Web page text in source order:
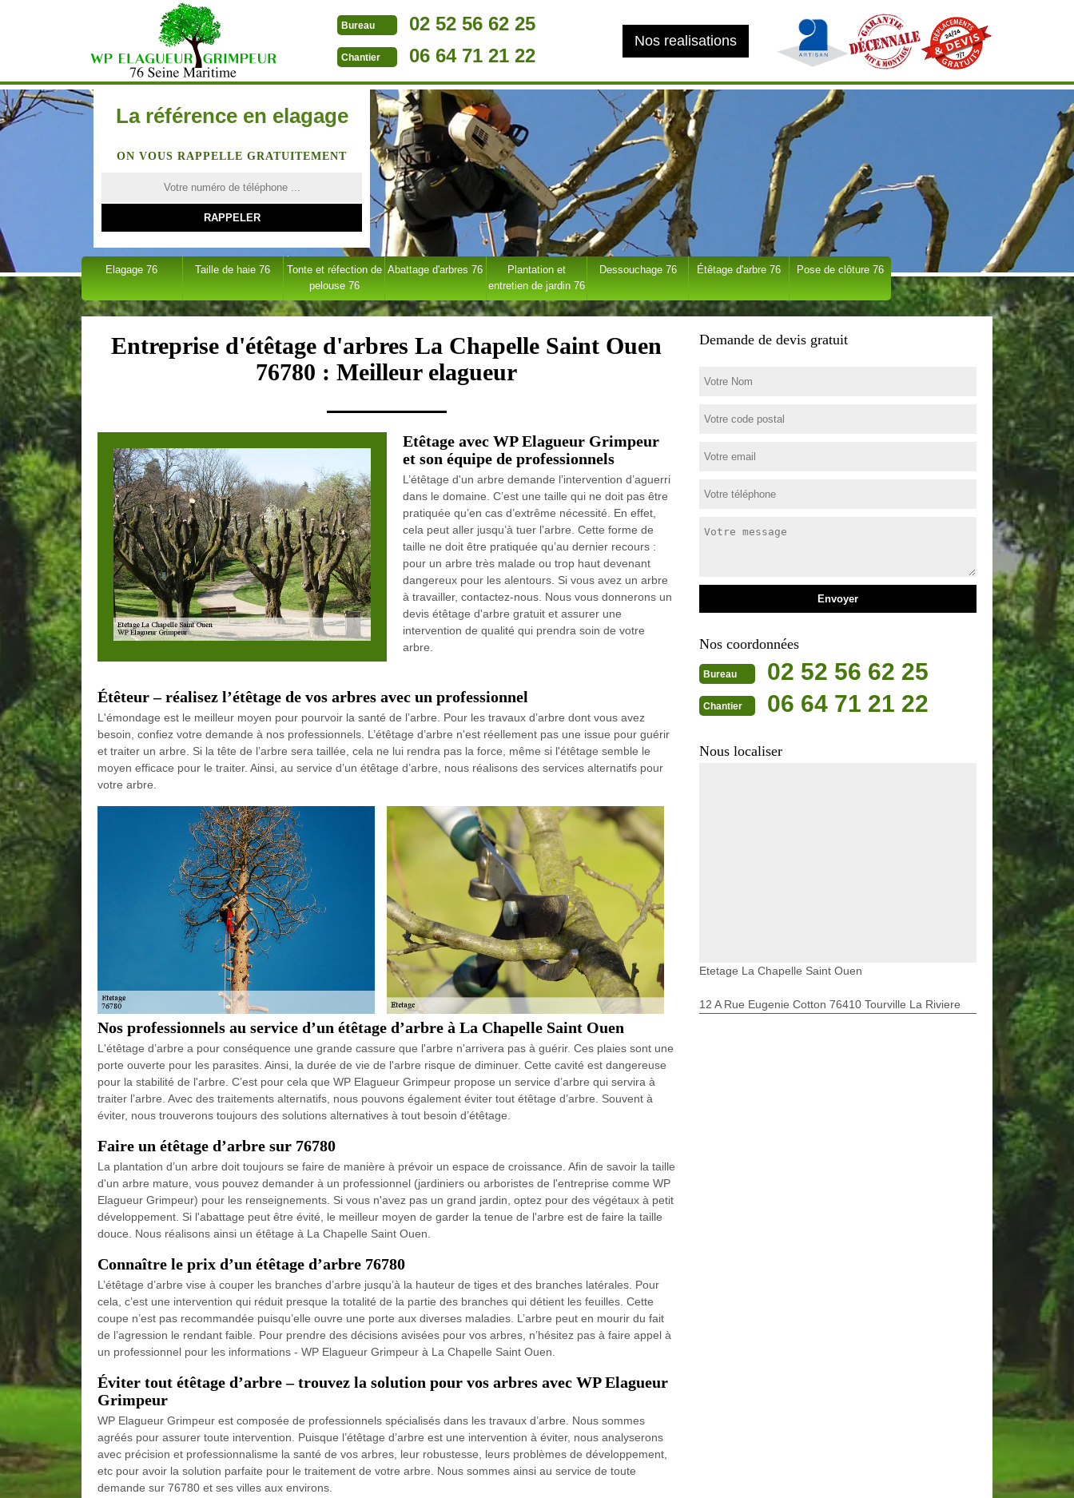
Bureau 02 52 56 62 25
Chantier 06 64 71 21 22
Nos realisations
La référence en elagage
ON VOUS RAPPELLE GRATUITEMENT
Elagage 76 Taille de haie 76
Tonte et réfection de
pelouse 76
Abattage d'arbres 76
Plantation et
entretien de jardin 76
Dessouchage 76 Étêtage d'arbre 76 Pose de clôture 76
Entreprise d'étêtage d'arbres La Chapelle Saint Ouen
76780 : Meilleur elagueur
Etêtage avec WP Elagueur Grimpeur
et son équipe de professionnels
L’étêtage d'un arbre demande l’intervention d’aguerri
dans le domaine. C’est une taille qui ne doit pas être
pratiquée qu’en cas d’extrême nécessité. En effet,
cela peut aller jusqu’à tuer l’arbre. Cette forme de
taille ne doit être pratiquée qu’au dernier recours :
pour un arbre très malade ou trop haut devenant
dangereux pour les alentours. Si vous avez un arbre
à travailler, contactez-nous. Nous vous donnerons un
devis étêtage d'arbre gratuit et assurer une
intervention de qualité qui prendra soin de votre
arbre.
Étêteur – réalisez l’étêtage de vos arbres avec un professionnel
L'émondage est le meilleur moyen pour pourvoir la santé de l’arbre. Pour les travaux d’arbre dont vous avez
besoin, confiez votre demande à nos professionnels. L’étêtage d’arbre n'est réellement pas une issue pour guérir
et traiter un arbre. Si la tête de l’arbre sera taillée, cela ne lui rendra pas la force, même si l'étêtage semble le
moyen efficace pour le traiter. Ainsi, au service d’un étêtage d’arbre, nous réalisons des services alternatifs pour
votre arbre.
Nos professionnels au service d’un étêtage d’arbre à La Chapelle Saint Ouen
L'étêtage d’arbre a pour conséquence une grande cassure que l'arbre n'arrivera pas à guérir. Ces plaies sont une
porte ouverte pour les parasites. Ainsi, la durée de vie de l'arbre risque de diminuer. Cette cavité est dangereuse
pour la stabilité de l'arbre. C’est pour cela que WP Elagueur Grimpeur propose un service d’arbre qui servira à
traiter l’arbre. Avec des traitements alternatifs, nous pouvons également éviter tout étêtage d’arbre. Souvent à
éviter, nous trouverons toujours des solutions alternatives à tout besoin d’étêtage.
Faire un étêtage d’arbre sur 76780
La plantation d’un arbre doit toujours se faire de manière à prévoir un espace de croissance. Afin de savoir la taille
d'un arbre mature, vous pouvez demander à un professionnel (jardiniers ou arboristes de l'entreprise comme WP
Elagueur Grimpeur) pour les renseignements. Si vous n'avez pas un grand jardin, optez pour des végétaux à petit
développement. Si l'abattage peut être évité, le meilleur moyen de garder la tenue de l'arbre est de faire la taille
douce. Nous réalisons ainsi un étêtage à La Chapelle Saint Ouen.
Connaître le prix d’un étêtage d’arbre 76780
L’étêtage d’arbre vise à couper les branches d’arbre jusqu’à la hauteur de tiges et des branches latérales. Pour
cela, c’est une intervention qui réduit presque la totalité de la partie des branches qui détient les feuilles. Cette
coupe n’est pas recommandée puisqu’elle ouvre une porte aux diverses maladies. L’arbre peut en mourir du fait
de l’agression le rendant faible. Pour prendre des décisions avisées pour vos arbres, n’hésitez pas à faire appel à
un professionnel pour les informations - WP Elagueur Grimpeur à La Chapelle Saint Ouen.
Éviter tout étêtage d’arbre – trouvez la solution pour vos arbres avec WP Elagueur
Grimpeur
WP Elagueur Grimpeur est composée de professionnels spécialisés dans les travaux d’arbre. Nous sommes
agréés pour assurer toute intervention. Puisque l’étêtage d’arbre est une intervention à éviter, nous analyserons
avec précision et professionnalisme la santé de vos arbres, leur robustesse, leurs problèmes de développement,
etc pour avoir la solution parfaite pour le traitement de votre arbre. Nous sommes ainsi au service de toute
demande sur 76780 et ses villes aux environs.
Demande de devis gratuit
Nos coordonnées
Bureau 02 52 56 62 25
Chantier 06 64 71 21 22
Nous localiser
Etetage La Chapelle Saint Ouen
12 A Rue Eugenie Cotton 76410 Tourville La Riviere